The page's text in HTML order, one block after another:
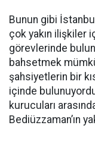
Bunun gibi
çok yakın ilişkiler
görevlerinde
bahsetmek
şahsiyetlerin bir
içinde
kurucuları
Bediüzzaman’ın